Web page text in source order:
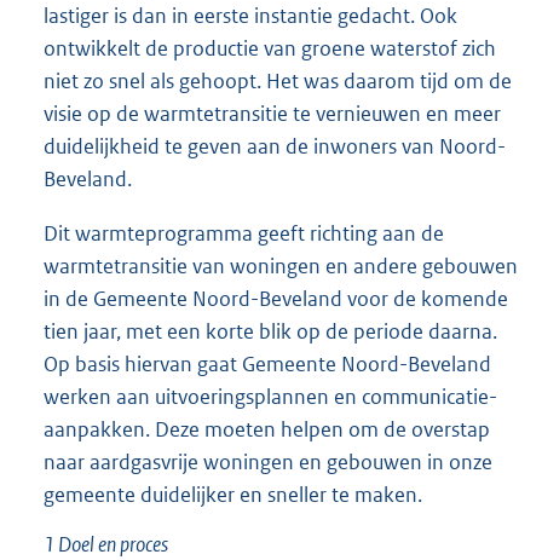
lastiger is dan in eerste instantie gedacht. Ook
ontwikkelt de productie van groene waterstof zich
niet zo snel als gehoopt. Het was daarom tijd om de
visie op de warmtetransitie te vernieuwen en meer
duidelijkheid te geven aan de inwoners van Noord-
Beveland.
Dit warmteprogramma geeft richting aan de
warmtetransitie van woningen en andere gebouwen
in de Gemeente Noord-Beveland voor de komende
tien jaar, met een korte blik op de periode daarna.
Op basis hiervan gaat Gemeente Noord-Beveland
werken aan uitvoeringsplannen en communicatie-
aanpakken. Deze moeten helpen om de overstap
naar aardgasvrije woningen en gebouwen in onze
gemeente duidelijker en sneller te maken.
1 Doel en proces